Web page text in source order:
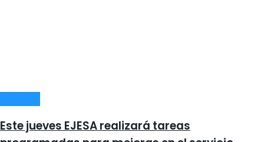
Este jueves EJESA realizará tareas